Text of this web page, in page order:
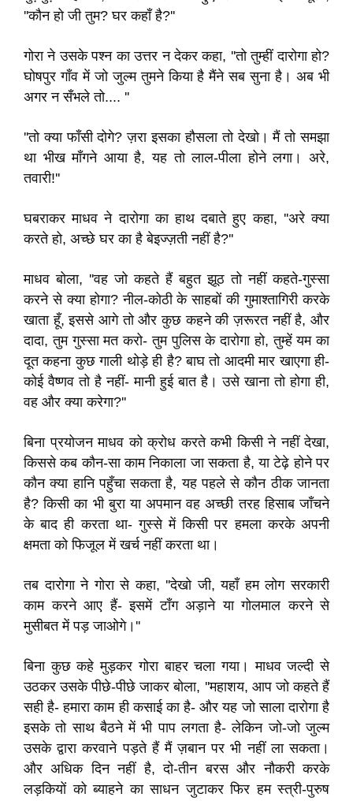
''कौन हो जी तुम? घर कहाँ है?''
गोरा ने उसके पश्न का उत्तर न देकर कहा, ''तो तुम्हीं दारोगा हो?
घोषपुर गाँव में जो जुल्म तुमने किया है मैंने सब सुना है। अब भी
अगर न सँभले तो.... ''
''तो क्या फाँसी दोगे? ज़रा इसका हौसला तो देखो। मैं तो समझा
था भीख माँगने आया है, यह तो लाल-पीला होने लगा। अरे,
तवारी!''
घबराकर माधव ने दारोगा का हाथ दबाते हुए कहा, ''अरे क्या
करते हो, अच्छे घर का है बेइज्ज़ती नहीं है?''
माधव बोला, ''वह जो कहते हैं बहुत झूठ तो नहीं कहते-गुस्सा
करने से क्या होगा? नील-कोठी के साहबों की गुमाश्तागिरी करके
खाता हूँ, इससे आगे तो और कुछ कहने की ज़रूरत नहीं है, और
दादा, तुम गुस्सा मत करो- तुम पुलिस के दारोगा हो, तुम्हें यम का
दूत कहना कुछ गाली थोड़े ही है? बाघ तो आदमी मार खाएगा ही-
कोई वैष्णव तो है नहीं- मानी हुई बात है। उसे खाना तो होगा ही,
वह और क्या करेगा?''
बिना प्रयोजन माधव को क्रोध करते कभी किसी ने नहीं देखा,
किससे कब कौन-सा काम निकाला जा सकता है, या टेढ़े होने पर
कौन क्या हानि पहुँचा सकता है, यह पहले से कौन ठीक जानता
है? किसी का भी बुरा या अपमान वह अच्छी तरह हिसाब जाँचने
के बाद ही करता था- गुस्से में किसी पर हमला करके अपनी
क्षमता को फिजूल में खर्च नहीं करता था।
तब दारोगा ने गोरा से कहा, ''देखो जी, यहाँ हम लोग सरकारी
काम करने आए हैं- इसमें टाँग अड़ाने या गोलमाल करने से
मुसीबत में पड़ जाओगे।''
बिना कुछ कहे मुड़कर गोरा बाहर चला गया। माधव जल्दी से
उठकर उसके पीछे-पीछे जाकर बोला, ''महाशय, आप जो कहते हैं
सही है- हमारा काम ही कसाई का है- और यह जो साला दारोगा है
इसके तो साथ बैठने में भी पाप लगता है- लेकिन जो-जो जुल्म
उसके द्वारा करवाने पड़ते हैं मैं ज़बान पर भी नहीं ला सकता।
और अधिक दिन नहीं है, दो-तीन बरस और नौकरी करके
लड़कियों को ब्याहने का साधन जुटाकर फिर हम स्त्री-पुरुष